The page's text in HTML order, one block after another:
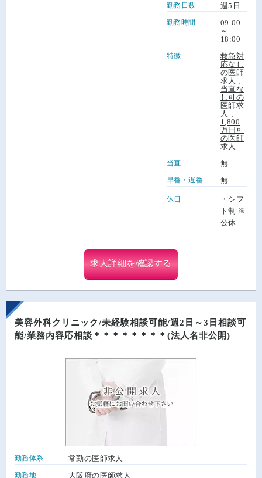
勤務日数 週5日
勤務時間
09:00
～
18:00
特徴
救急対
応なし
の医師
求人
当直な
し可の
医師求
人
1,800
万円可
の医師
求人
当直 無
早番・遅番 無
休日
・シフ
ト制 ※
公休
求人詳細を確認する
美容外科クリニック/未経験相談可能/週2日～3日相談可
能/業務内容応相談＊＊＊＊＊＊＊＊(法人名非公開)
勤務体系 常勤の医師求人
勤務地 大阪府の医師求人